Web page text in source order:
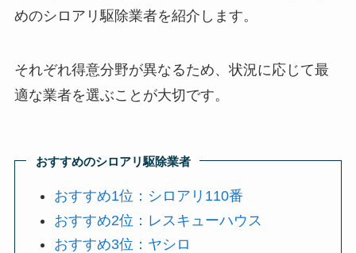
めのシロアリ駆除業者を紹介します。
それぞれ得意分野が異なるため、状況に応じて最
適な業者を選ぶことが大切です。
おすすめのシロアリ駆除業者
おすすめ1位：シロアリ110番
おすすめ2位：レスキューハウス
おすすめ3位：ヤシロ